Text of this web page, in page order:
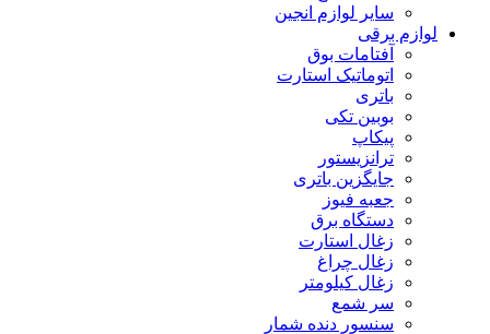
سایر لوازم انجین
لوازم برقی
آفتامات بوق
اتوماتیک استارت
باتری
بوبین تکی
پیکاپ
ترانزیستور
جایگزین باتری
جعبه فیوز
دستگاه برق
زغال استارت
زغال چراغ
زغال کیلومتر
سر شمع
سنسور دنده شمار